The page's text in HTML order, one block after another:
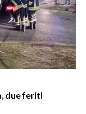
due feriti